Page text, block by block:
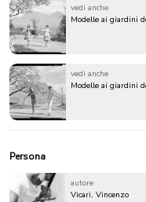
vedi anche
Modelle ai giardini
vedi anche
Modelle ai giardini
Persona
autore
Vicari, Vincenzo